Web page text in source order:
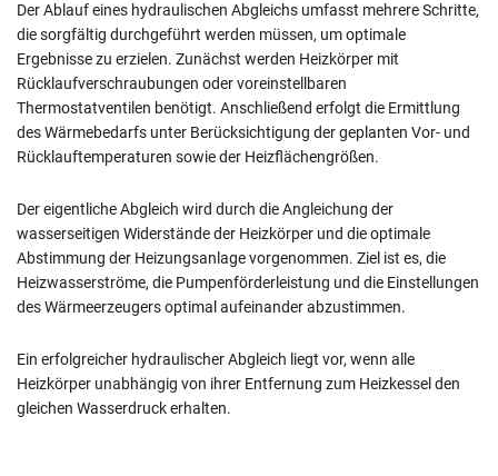
Der Ablauf eines hydraulischen Abgleichs umfasst mehrere Schritte,
die sorgfältig durchgeführt werden müssen, um optimale
Ergebnisse zu erzielen. Zunächst werden Heizkörper mit
Rücklaufverschraubungen oder voreinstellbaren
Thermostatventilen benötigt. Anschließend erfolgt die Ermittlung
des Wärmebedarfs unter Berücksichtigung der geplanten Vor- und
Rücklauftemperaturen sowie der Heizflächengrößen.
Der eigentliche Abgleich wird durch die Angleichung der
wasserseitigen Widerstände der Heizkörper und die optimale
Abstimmung der Heizungsanlage vorgenommen. Ziel ist es, die
Heizwasserströme, die Pumpenförderleistung und die Einstellungen
des Wärmeerzeugers optimal aufeinander abzustimmen.
Ein erfolgreicher hydraulischer Abgleich liegt vor, wenn alle
Heizkörper unabhängig von ihrer Entfernung zum Heizkessel den
gleichen Wasserdruck erhalten.